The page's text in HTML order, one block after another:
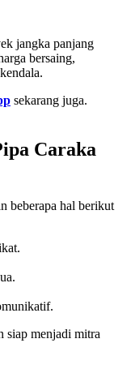
jangka panjang
bersaing,
sekarang juga.
Caraka
beberapa hal berikut
siap menjadi mitra